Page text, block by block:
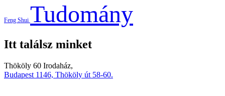
Feng Shui Tudomány
Itt találsz minket
Thököly 60 Irodaház,
Budapest 1146, Thököly út 58-60.